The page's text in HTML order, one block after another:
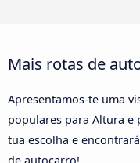
Mais rotas de
Apresentamos-te uma
populares para Altura e
tua escolha e